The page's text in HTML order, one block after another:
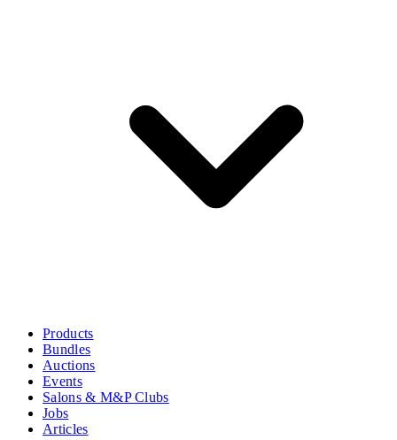
Products
Bundles
Auctions
Events
Salons & M&P Clubs
Jobs
Articles